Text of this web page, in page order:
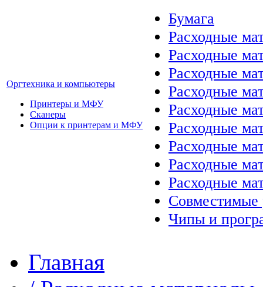
Оргтехника и компьютеры
Принтеры и МФУ
Сканеры
Опции к принтерам и МФУ
Бумага
Расходные
Расходные
Расходные
Расходные
Расходные
Расходные
Расходные
Расходные
Расходные
Совместимые
Чипы и
Главная